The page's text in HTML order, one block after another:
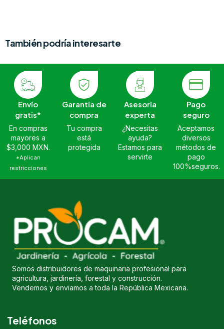
También podría interesarte
Envío
gratis*
En compras
mayores a
$3,000 MXN.
*Aplican
restricciones
Garantía de
compra
Tu compra
está
protegida
Asesoría
experta
¿Necesitas
ayuda?
Estamos para
servirte
Pago
seguro
Aceptamos
diversos
métodos de
pago
100%seguros.
Somos distribuidores de maquinaria profesional para
agricultura, jardinería, forestal y construcción.
Vendemos y enviamos a toda la República Mexicana.
Teléfonos